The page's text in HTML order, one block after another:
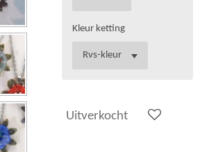
Kleur ketting
Uitverkocht